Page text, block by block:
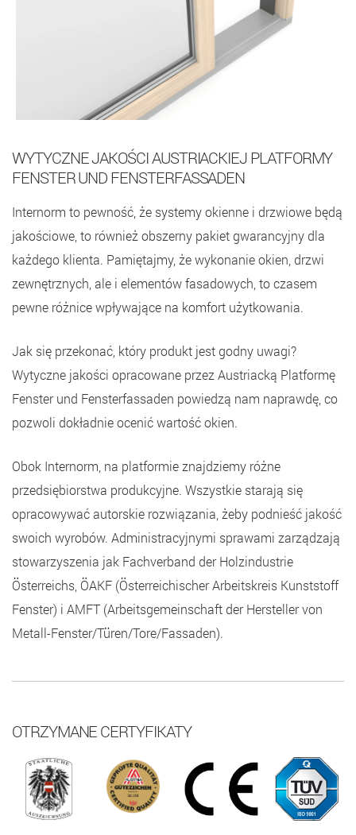
WYTYCZNE JAKOŚCI AUSTRIACKIEJ PLATFORMY
FENSTER UND FENSTERFASSADEN
Internorm to pewność, że systemy okienne i drzwiowe będą
jakościowe, to również obszerny pakiet gwarancyjny dla
każdego klienta. Pamiętajmy, że wykonanie okien, drzwi
zewnętrznych, ale i elementów fasadowych, to czasem
pewne różnice wpływające na komfort użytkowania.
Jak się przekonać, który produkt jest godny uwagi?
Wytyczne jakości opracowane przez Austriacką Platformę
Fenster und Fensterfassaden powiedzą nam naprawdę, co
pozwoli dokładnie ocenić wartość okien.
Obok Internorm, na platformie znajdziemy różne
przedsiębiorstwa produkcyjne. Wszystkie starają się
opracowywać autorskie rozwiązania, żeby podnieść jakość
swoich wyrobów. Administracyjnymi sprawami zarządzają
stowarzyszenia jak Fachverband der Holzindustrie
Österreichs, ÖAKF (Österreichischer Arbeitskreis Kunststoff
Fenster) i AMFT (Arbeitsgemeinschaft der Hersteller von
Metall-Fenster/Türen/Tore/Fassaden).
OTRZYMANE CERTYFIKATY